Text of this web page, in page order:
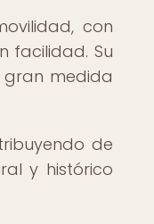
con
facilidad. Su
medida
de
y histórico